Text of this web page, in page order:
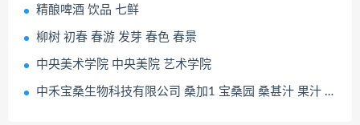
精酿啤酒 饮品 七鲜
柳树 初春 春游 发芽 春色 春景
中央美术学院 中央美院 艺术学院
中禾宝桑生物科技有限公司 桑加1 宝桑园 桑甚汁 果汁 饮料 饮品 桑葚复合果汁